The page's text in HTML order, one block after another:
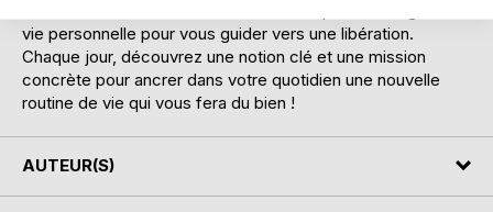
vie personnelle pour vous guider vers une libération.
Chaque jour, découvrez une notion clé et une mission
concrète pour ancrer dans votre quotidien une nouvelle
routine de vie qui vous fera du bien !
AUTEUR(S)